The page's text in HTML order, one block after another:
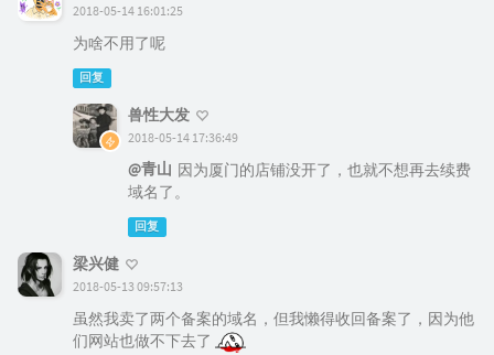
2018-05-14 16:01:25
为啥不用了呢
回复
兽性大发
2018-05-14 17:36:49
@青山 因为厦门的店铺没开了，也就不想再去续费
域名了。
回复
梁兴健
2018-05-13 09:57:13
虽然我卖了两个备案的域名，但我懒得收回备案了，因为他
们网站也做不下去了